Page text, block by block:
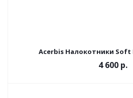
Acerbis Налокотники Soft
4 600 р.